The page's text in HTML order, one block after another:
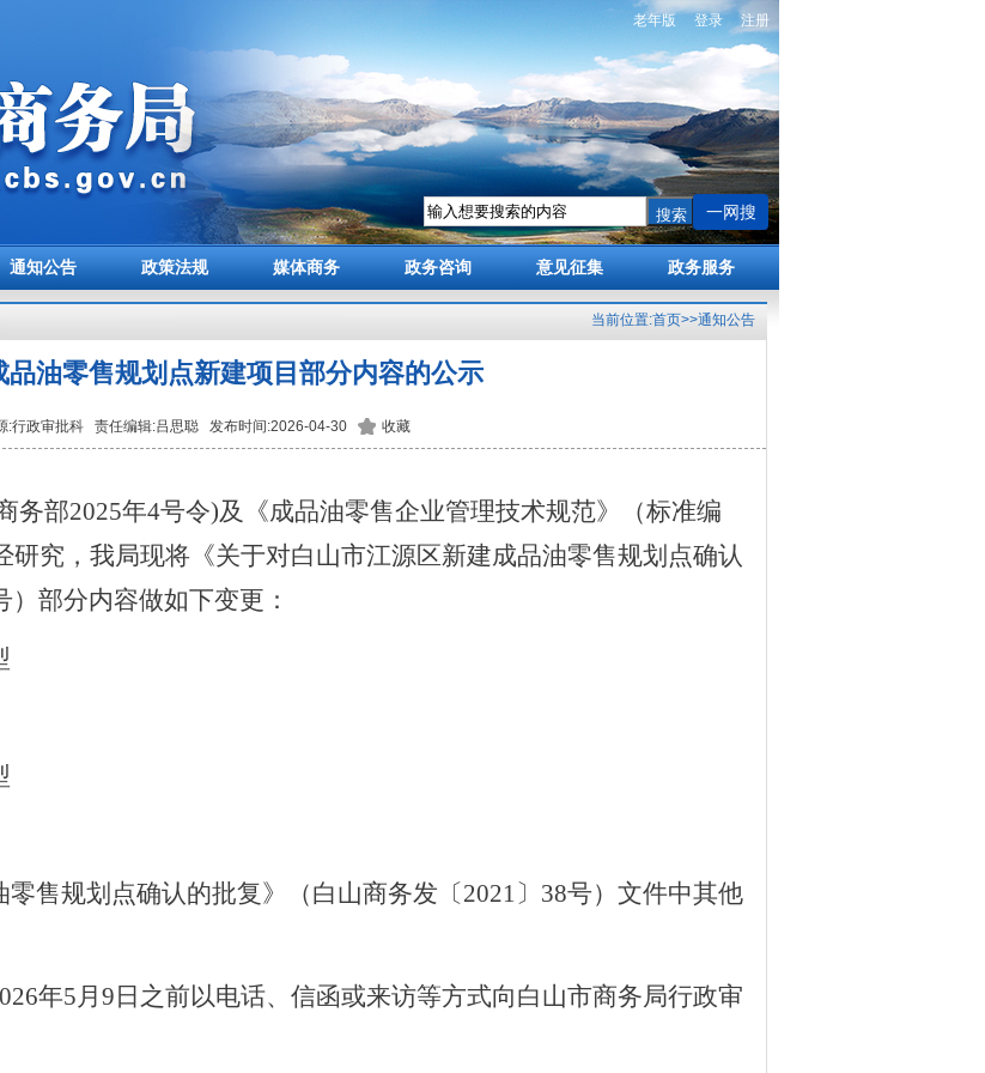
老年版 登录 注册
一网搜
通知公告 政策法规 媒体商务 政务咨询 意见征集 政务服务
当前位置:首页>>通知公告
品油零售规划点新建项目部分内容的公示
:行政审批科 责任编辑:吕思聪 发布时间:2026-04-30 收藏
务部2025年4号令)及《成品油零售企业管理技术规范》（标准编
研究，我局现将《关于对白山市江源区新建成品油零售规划点确认
部分内容做如下变更：
售规划点确认的批复》（白山商务发〔2021〕38号）文件中其他
6年5月 9 日之前以电话、信函或来访等方式向白山市商务局行政审